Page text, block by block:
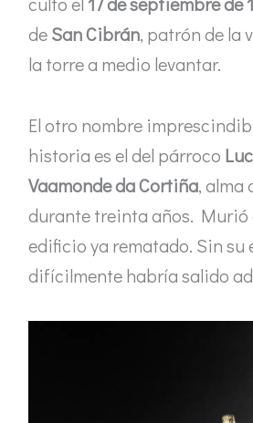
deSan Cibrán, patrón de la
la torre a medio levantar.
El otro nombre
historia es el del párroco
Vaamonde da Cortiña, alma
durante treinta años. Murió
edificio ya rematado. Sin su
difícilmente habría salido